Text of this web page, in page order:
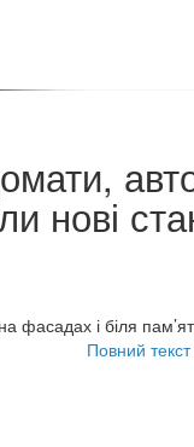
нові
і біля
Повний